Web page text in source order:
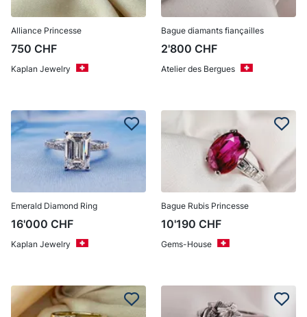
Alliance Princesse
750 CHF
Kaplan Jewelry
Bague diamants fiançailles
2'800 CHF
Atelier des Bergues
Emerald Diamond Ring
16'000 CHF
Kaplan Jewelry
Bague Rubis Princesse
10'190 CHF
Gems-House